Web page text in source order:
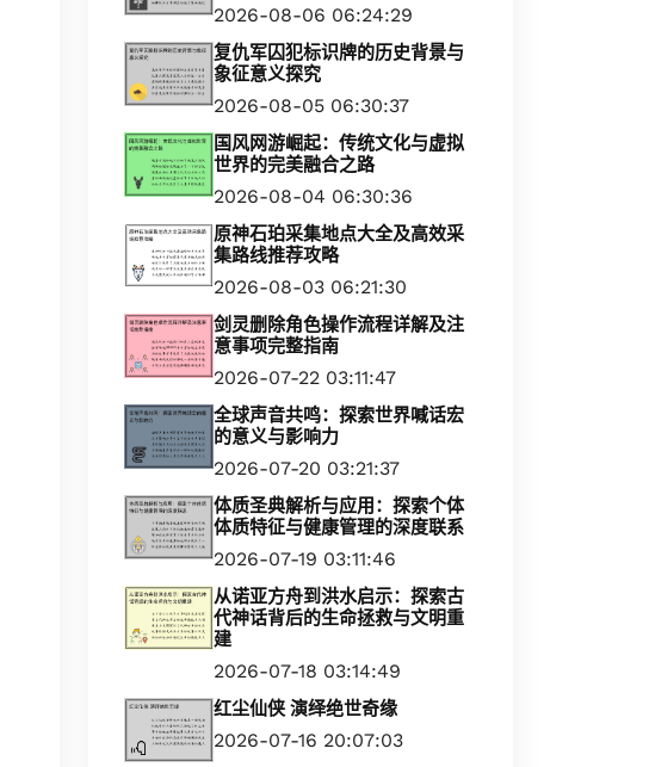
2026-08-06 06:24:29
复仇军囚犯标识牌的历史背景与
象征意义探究
2026-08-05 06:30:37
国风网游崛起：传统文化与虚拟
世界的完美融合之路
2026-08-04 06:30:36
原神石珀采集地点大全及高效采
集路线推荐攻略
2026-08-03 06:21:30
剑灵删除角色操作流程详解及注
意事项完整指南
2026-07-22 03:11:47
全球声音共鸣：探索世界喊话宏
的意义与影响力
2026-07-20 03:21:37
体质圣典解析与应用：探索个体
体质特征与健康管理的深度联系
2026-07-19 03:11:46
从诺亚方舟到洪水启示：探索古
代神话背后的生命拯救与文明重
建
2026-07-18 03:14:49
红尘仙侠 演绎绝世奇缘
2026-07-16 20:07:03